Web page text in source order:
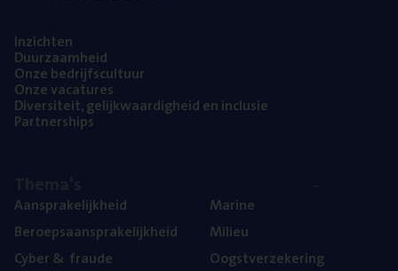
Inzich­ten
Duur­zaam­heid
Onze bedrijfs­cul­tuur
Onze vaca­tu­res
Diver­si­teit, gelijk­waar­dig­heid en inclusie
Part­ner­ships
Aan­spra­ke­lijk­heid
Beroeps­aan­spra­ke­lijk­heid
Cyber& fraude
Mari­ne
Mili­eu
Oogst­ver­ze­ke­ring